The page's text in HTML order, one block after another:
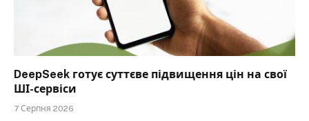
DeepSeek готує суттєве підвищення цін на свої
ШІ-сервіси
7 Серпня 2026